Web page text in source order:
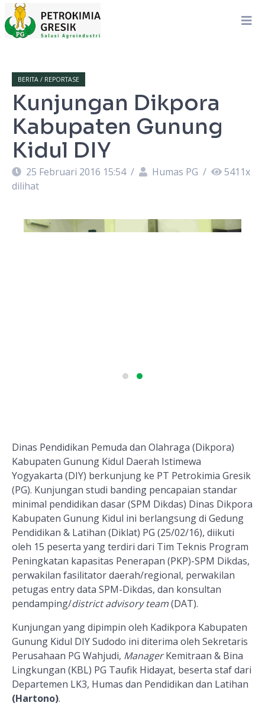
BERITA / REPORTASE
Kunjungan Dikpora
Kabupaten Gunung
Kidul DIY
25 Februari 2016 15:54 / Humas PG / 5411x
dilihat
Dinas Pendidikan Pemuda dan Olahraga (Dikpora)
Kabupaten Gunung Kidul Daerah Istimewa
Yogyakarta (DIY) berkunjung ke PT Petrokimia Gresik
(PG). Kunjungan studi banding pencapaian standar
minimal pendidikan dasar (SPM Dikdas) Dinas Dikpora
Kabupaten Gunung Kidul ini berlangsung di Gedung
Pendidikan & Latihan (Diklat) PG (25/02/16), diikuti
oleh 15 peserta yang terdiri dari Tim Teknis Program
Peningkatan kapasitas Penerapan (PKP)-SPM Dikdas,
perwakilan fasilitator daerah/regional, perwakilan
petugas entry data SPM-Dikdas, dan konsultan
pendamping/district advisory team(DAT).
Kunjungan yang dipimpin oleh Kadikpora Kabupaten
Gunung Kidul DIY Sudodo ini diterima oleh Sekretaris
Perusahaan PG Wahjudi, ManagerKemitraan & Bina
Lingkungan (KBL) PG Taufik Hidayat, beserta staf dari
Departemen LK3, Humas dan Pendidikan dan Latihan
(Hartono).